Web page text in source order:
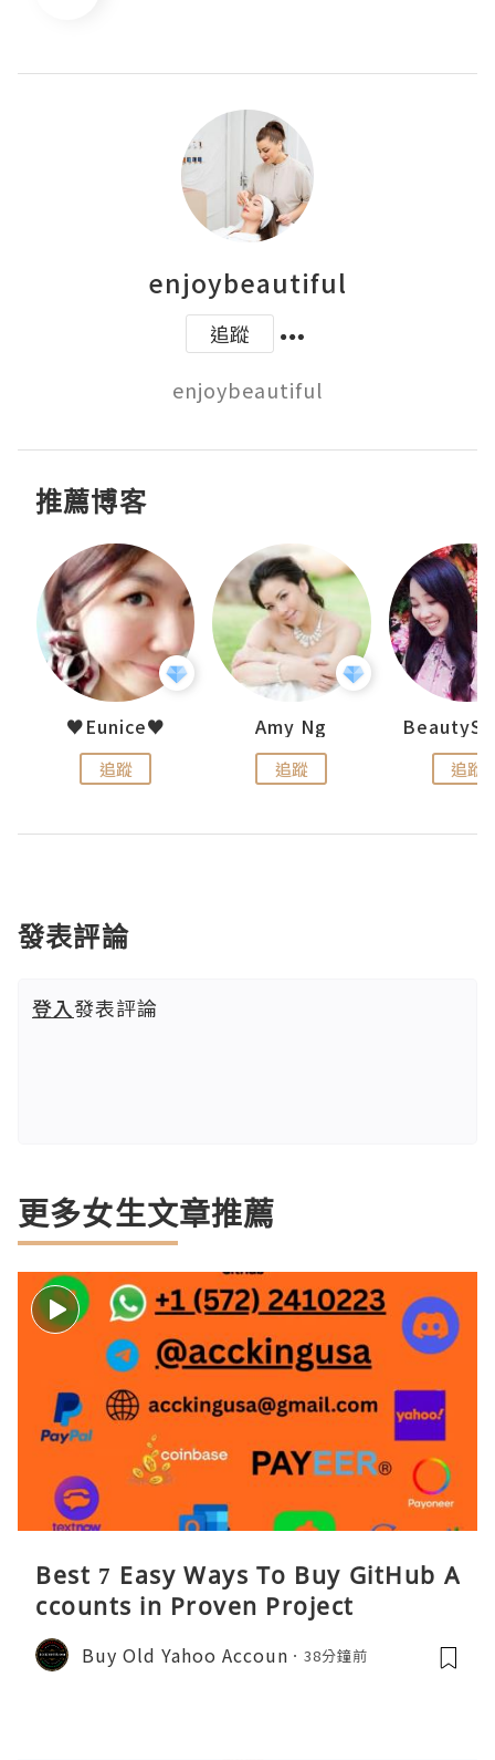
enjoybeautiful
追蹤
enjoybeautiful
推薦博客
♥Eunice♥
追蹤
Amy Ng
追蹤 追蹤
發表評論
登入發表評論
更多女生文章推薦
Best 7 Easy Ways To Buy GitHub A
ccounts in Proven Project
Buy Old Yahoo Accoun 38分鐘前